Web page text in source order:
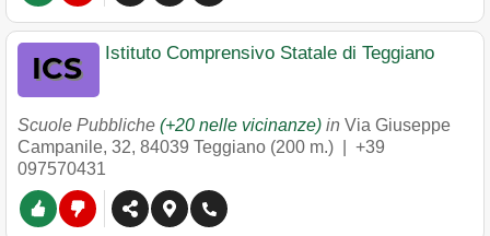
Istituto Comprensivo Statale di Teggiano
Scuole Pubbliche (+20 nelle vicinanze) in Via Giuseppe
Campanile, 32, 84039 Teggiano (200 m.) | +39
097570431